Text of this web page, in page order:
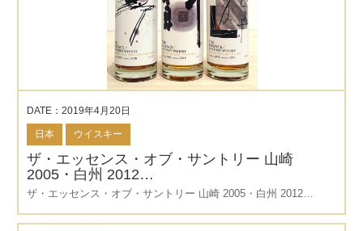
DATE：2019年4月20日
日本 ウイスキー
ザ・エッセンス・オブ・サントリー 山崎
2005・白州 2012…
ザ・エッセンス・オブ・サントリー 山崎 2005・白州 2012…